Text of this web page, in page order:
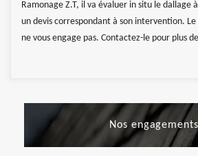
Ramonage Z.T, il va évaluer in situ le dallage
un devis correspondant à son intervention.
ne vous engage pas. Contactez-le pour plus
Nos engagements